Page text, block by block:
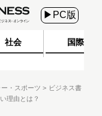
▶PC版
社会 国際
・スポーツ
ビジネス書
理由とは？